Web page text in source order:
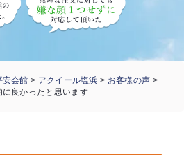
安会館 > アクイール塩浜 > お客様の声 >
良かったと思います